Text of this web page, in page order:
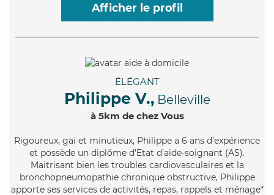
Afficher le profil
ÉLÉGANT
Philippe V., Belleville
à 5km de chez Vous
Rigoureux, gai et minutieux, Philippe a 6 ans d'expérience
et possède un diplôme d'Etat d'aide-soignant (AS).
Maitrisant bien les troubles cardiovasculaires et la
bronchopneumopathie chronique obstructive, Philippe
apporte ses services de activités, repas, rappels et ménage*